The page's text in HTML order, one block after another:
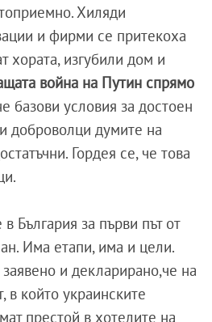
Хиляди
и фирми се притекоха
хората, изгубили дом и
война на Путин спрямо
базови условия за достоен
доброволци думите на
Гордея се, че това
България за първи път от
Има етапи, има и цели.
и декларирано,че на
в който украинските
престой в хотелите на